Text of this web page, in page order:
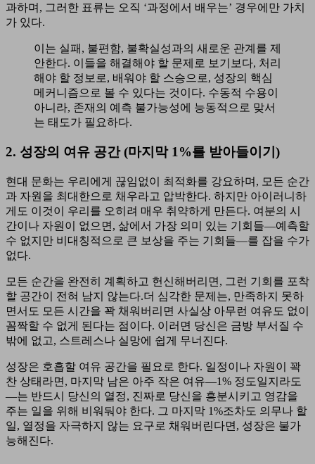
과하며, 그러한 표류는 오직 ‘과정에서 배우는’ 경우에만 가치
가 있다.
이는 실패, 불편함, 불확실성과의 새로운 관계를 제
안한다. 이들을 해결해야 할 문제로 보기보다, 처리
해야 할 정보로, 배워야 할 스승으로, 성장의 핵심
메커니즘으로 볼 수 있다는 것이다. 수동적 수용이
아니라, 존재의 예측 불가능성에 능동적으로 맞서
는 태도가 필요하다.
2. 성장의 여유 공간 (마지막 1%를 받아들이기)
현대 문화는 우리에게 끊임없이 최적화를 강요하며, 모든 순간
과 자원을 최대한으로 채우라고 압박한다. 하지만 아이러니하
게도 이것이 우리를 오히려 매우 취약하게 만든다. 여분의 시
간이나 자원이 없으면, 삶에서 가장 의미 있는 기회들—예측할
수 없지만 비대칭적으로 큰 보상을 주는 기회들—를 잡을 수가
없다.
모든 순간을 완전히 계획하고 헌신해버리면, 그런 기회를 포착
할 공간이 전혀 남지 않는다.더 심각한 문제는, 만족하지 못하
면서도 모든 시간을 꽉 채워버리면 사실상 아무런 여유도 없이
꼼짝할 수 없게 된다는 점이다. 이러면 당신은 금방 부서질 수
밖에 없고, 스트레스나 실망에 쉽게 무너진다.
성장은 호흡할 여유 공간을 필요로 한다. 일정이나 자원이 꽉
찬 상태라면, 마지막 남은 아주 작은 여유—1% 정도일지라도
—는 반드시 당신의 열정, 진짜로 당신을 흥분시키고 영감을
주는 일을 위해 비워둬야 한다. 그 마지막 1%조차도 의무나 할
일, 열정을 자극하지 않는 요구로 채워버린다면, 성장은 불가
능해진다.